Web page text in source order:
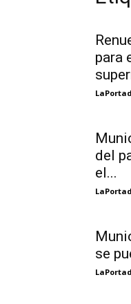
para
del
el...
se